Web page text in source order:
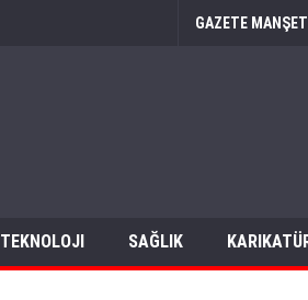
GAZETE
TEKNOLOJI SAĞLIK